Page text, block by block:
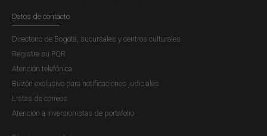
Datos de contacto
Directorio de Bogotá, sucursales y centros culturales
Registre su PQR
Atención telefónica
Buzón exclusivo para notificaciones judiciales
Listas de correos
Atención a inversionistas de portafolio